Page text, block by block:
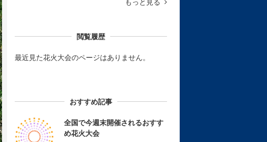
閲覧履歴
最近見た花火大会のページはありません。
おすすめ記事
全国で今週末開催されるおすす
め花火大会